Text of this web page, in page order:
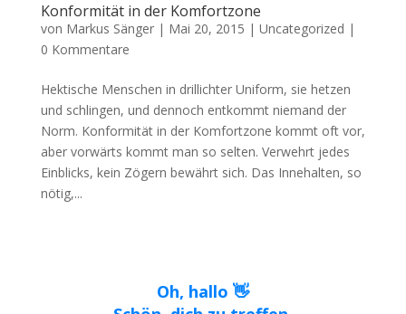
Konformität in der Komfortzone
von Markus Sänger| Mai 20, 2015 | Uncategorized |
0 Kommentare
Hektische Menschen in drillichter Uniform, sie hetzen
und schlingen, und dennoch entkommt niemand der
Norm. Konformität in der Komfortzone kommt oft vor,
aber vorwärts kommt man so selten. Verwehrt jedes
Einblicks, kein Zögern bewährt sich. Das Innehalten, so
nötig,...
Oh, hallo 👋